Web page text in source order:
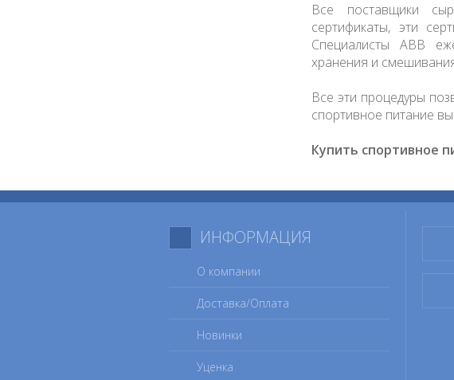
Все поставщики
сертификаты, эти
Специалисты ABB
хранения и
Все эти процедуры
спортивное питание
Купить спортивное
ИНФОРМАЦИЯ
О компании
Доставка/Оплата
Новинки
Уценка